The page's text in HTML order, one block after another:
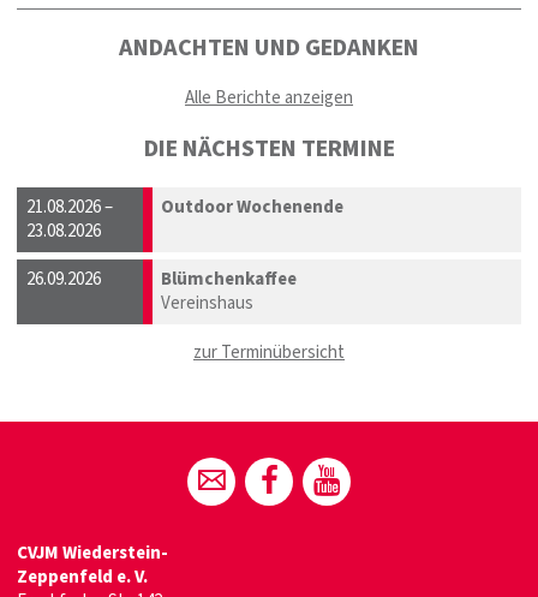
ANDACHTEN UND GEDANKEN
Alle Berichte anzeigen
DIE NÄCHSTEN TERMINE
21.08.2026 –
23.08.2026
Outdoor Wochenende
26.09.2026
Blümchenkaffee
Vereinshaus
zur Terminübersicht
CVJM Wiederstein-
Zeppenfeld e. V.